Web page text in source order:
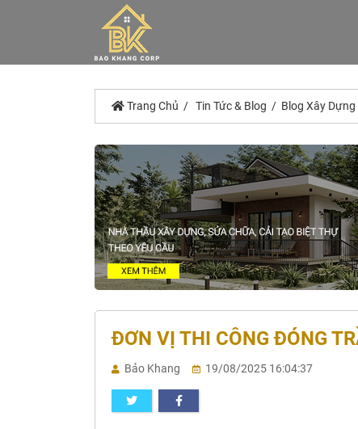
Trang Chủ Tin Tức & Blog Blog Xây Dựng
ĐƠN VỊ THI CÔNG ĐÓNG
Bảo Khang 19/08/2025 16:04:37